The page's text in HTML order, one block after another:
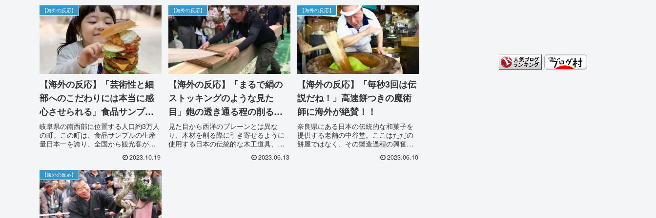
【海外の反応】
【海外の反応】「芸術性と細
部へのこだわりには本当に感
心させられる」食品サンプル
の精巧な技術とリアルな表現
力に外国人も絶賛！
岐阜県の南西部に位置する人口約3万人
の町。この町は、食品サンプルの生産
量日本一を誇り、全国から観光客が訪
れています。郡上八幡の食品サンプル
産業は日本全国で知られ、1932年に郡
上八幡出身の岩崎瀧三氏によって始ま
りました。岩崎氏は東京で画材商を営
みながら、食品模型の製作に取り組
み、1950年に郡上八幡に「岩崎模型製
造株式会社」を設立しました。
2023.10.19
【海外の反応】
【海外の反応】「まるで絹の
ストッキングのような見た
目」鉋の透き通る程の削る技
術と道具に海外が称賛！
見た目から西洋のプレーンとは異な
り、木材を削る際に引き寄せるように
使用する日本の伝統的な木工道具、
代エジプト時代から存在しており、技
2023.06.13
【海外の反応】
【海外の反応】「毎秒3回は伝
説だね！」高速餅つきの魔術
師に海外が絶賛！！
奈良県にある日本の伝統的な和菓子を
提供する老舗の中谷堂。ここはただの
餅屋ではなく、その製造過程の興奮と
中谷光男氏の餅つきのスピードは驚異
2023.06.10
【海外の反応】